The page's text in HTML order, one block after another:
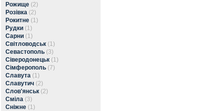
Рожище (2)
Розівка (2)
Рокитне (1)
Рудки (1)
Сарни (1)
Світловодськ (1)
Севастополь (3)
Сіверодонецьк (1)
Сімферополь (7)
Славута (1)
Славутич (2)
Слов'янськ (2)
Сміла (3)
Сніжне (1)